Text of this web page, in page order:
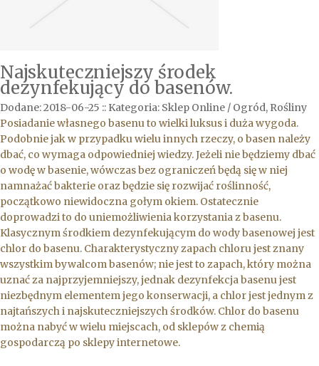
Najskuteczniejszy środek
dezynfekujący do basenów.
Dodane: 2018-06-25 :: Kategoria: Sklep Online / Ogród, Rośliny
Posiadanie własnego basenu to wielki luksus i duża wygoda.
Podobnie jak w przypadku wielu innych rzeczy, o basen należy
dbać, co wymaga odpowiedniej wiedzy. Jeżeli nie będziemy dbać
o wodę w basenie, wówczas bez ograniczeń będą się w niej
namnażać bakterie oraz będzie się rozwijać roślinność,
początkowo niewidoczna gołym okiem. Ostatecznie
doprowadzi to do uniemożliwienia korzystania z basenu.
Klasycznym środkiem dezynfekującym do wody basenowej jest
chlor do basenu. Charakterystyczny zapach chloru jest znany
wszystkim bywalcom basenów; nie jest to zapach, który można
uznać za najprzyjemniejszy, jednak dezynfekcja basenu jest
niezbędnym elementem jego konserwacji, a chlor jest jednym z
najtańszych i najskuteczniejszych środków. Chlor do basenu
można nabyć w wielu miejscach, od sklepów z chemią
gospodarczą po sklepy internetowe.